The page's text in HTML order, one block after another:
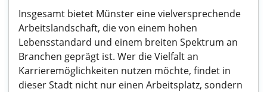
Insgesamt bietet Münster eine vielversprechende
Arbeitslandschaft, die von einem hohen
Lebensstandard und einem breiten Spektrum an
Branchen geprägt ist. Wer die Vielfalt an
Karrieremöglichkeiten nutzen möchte, findet in
dieser Stadt nicht nur einen Arbeitsplatz, sondern